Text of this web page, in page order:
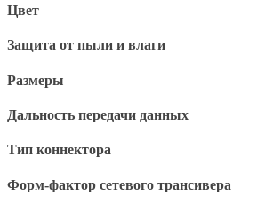
Цвет
Защита от пыли и влаги
Размеры
Дальность передачи данных
Тип коннектора
Форм-фактор сетевого трансивера